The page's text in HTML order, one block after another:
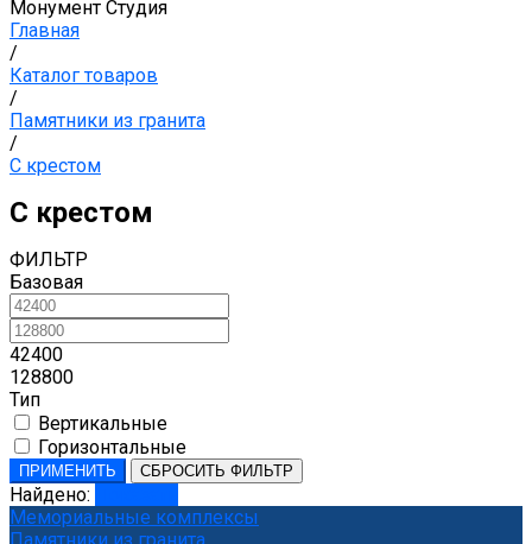
Монумент Студия
Главная
/
Каталог товаров
/
Памятники из гранита
/
С крестом
С крестом
ФИЛЬТР
Базовая
42400
128800
Тип
Вертикальные
Горизонтальные
ПРИМЕНИТЬ СБРОСИТЬ ФИЛЬТР
Найдено:
Мемориальные комплексы